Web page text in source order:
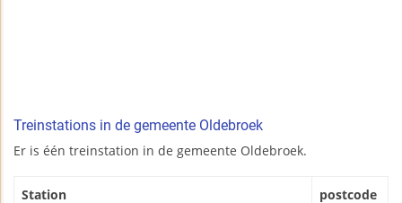
Treinstations in de gemeente Oldebroek
Er is één treinstation in de gemeente Oldebroek.
Station postcode